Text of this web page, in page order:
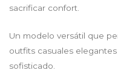
sacrificar confort.
Un modelo versátil que
outfits casuales
sofisticado.